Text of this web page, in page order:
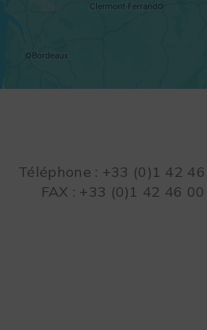
Téléphone : +33 (0)1 42
FAX : +33 (0)1 42 46